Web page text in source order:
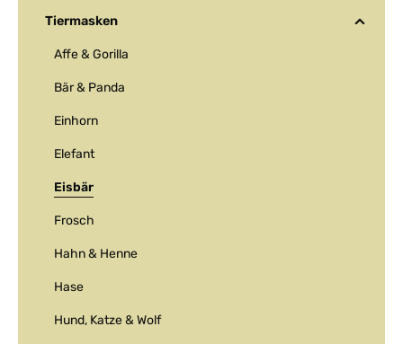
Tiermasken
Affe & Gorilla
Bär & Panda
Einhorn
Elefant
Eisbär
Frosch
Hahn & Henne
Hase
Hund, Katze & Wolf